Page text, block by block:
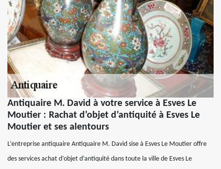
Antiquaire M. David à votre service à Esves Le
Moutier : Rachat d’objet d’antiquité à Esves Le
Moutier et ses alentours
L’entreprise antiquaire Antiquaire M. David sise à Esves Le Moutier offre
des services achat d’objet d’antiquité dans toute la ville de Esves Le